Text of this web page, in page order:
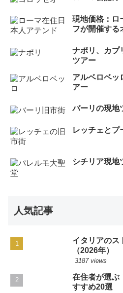
現地価格：ロ
フが開催する
ナポリ、カプ
ツアー
アルベロベッ
アー
バーリの現地
レッチェとプ
シチリア現地
人気記事
イタリアのス
（2026年）
3187 views
在住者が選ぶ
すすめ20選